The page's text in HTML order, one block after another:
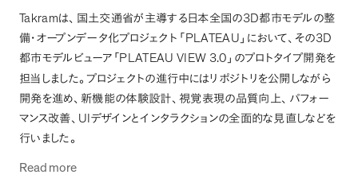
Takramは、 国土交通省が主導する日本全国の3D都市モデルの整
備・オープンデータ化プロジェクト 「 PLATEAU 」 において、 その3D
都市モデルビューア 「 PLATEAU VIEW 3.0 」 のプロトタイプ開発を
担当しました。 プロジェクトの進行中にはリポジトリを公開しながら
開発を進め、 新機能の体験設計、 視覚表現の品質向上、 パフォー
マンス改善、 UI デザインとインタラクションの全面的な見直しなどを
行いました。
Read more